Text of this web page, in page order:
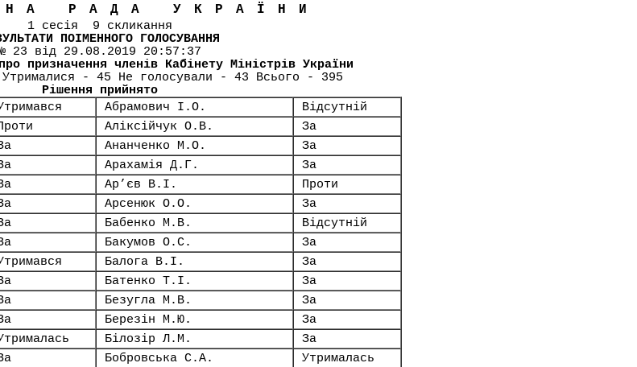
РАДА УКРАЇНИ
1 сесія 9 скликання
ПОІМЕННОГО ГОЛОСУВАННЯ
№ 23 від 29.08.2019 20:57:37
призначення членів Кабінету Міністрів України
- 45 Не голосували - 43 Всього - 395
Рішення прийнято
Абрамович І.О.
Відсутній
Аліксійчук О.В.
За
Ананченко М.О.
За
Арахамія Д.Г.
За
Ар’єв В.І.
Проти
Арсенюк О.О.
За
Бабенко М.В.
Відсутній
Бакумов О.С.
За
Балога В.І.
За
Батенко Т.І.
За
Безугла М.В.
За
Березін М.Ю.
За
Білозір Л.М.
За
Бобровська С.А.
Утрималась